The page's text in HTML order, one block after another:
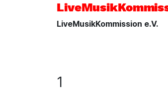
LiveMusikKommission e.V.
1